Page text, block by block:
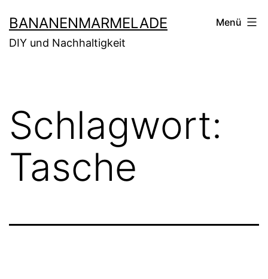
Inhalt
springen
BANANENMARMELADE
DIY und Nachhaltigkeit
Menü
Schlagwort:
Tasche